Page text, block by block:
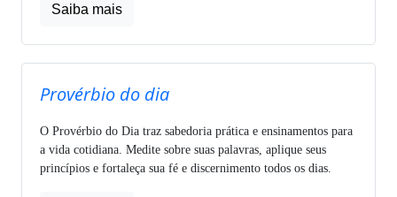
Saiba mais
Provérbio do dia
O Provérbio do Dia traz sabedoria prática e ensinamentos para
a vida cotidiana. Medite sobre suas palavras, aplique seus
princípios e fortaleça sua fé e discernimento todos os dias.